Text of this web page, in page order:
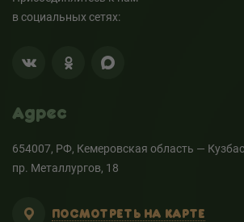
в социальных сетях:
Адрес
654007, РФ, Кемеровская область —
пр. Металлургов, 18
ПОСМОТРЕТЬ НА КАРТЕ